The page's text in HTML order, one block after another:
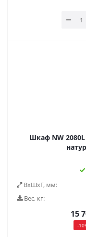
Шкаф NW
ВxШxГ, мм:
Вес, кг:
15
-10